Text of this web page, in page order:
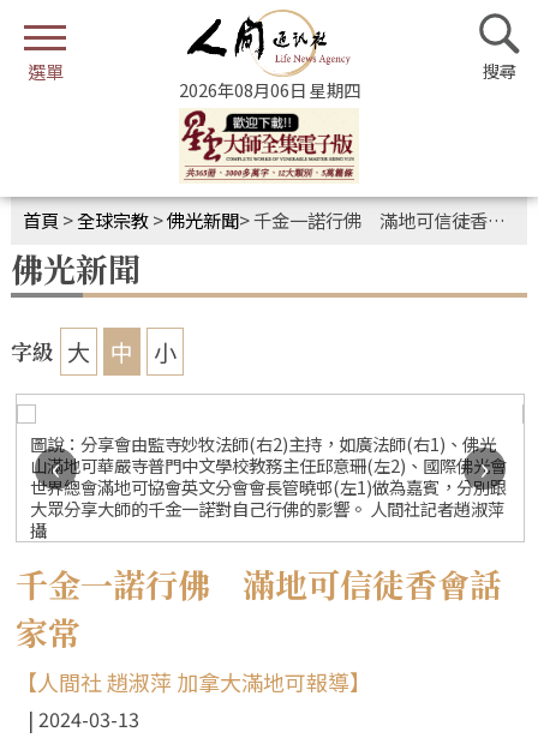
2026年08月06日 星期四
首頁 >全球宗教>佛光新聞>千金一諾行佛 滿地可信徒香會話家常
佛光新聞
字級 大 中 小
圖說：分享會由監寺妙牧法師(右2)主持，如廣法師(右1)、佛光
山滿地可華嚴寺普門中文學校教務主任邱意珊(左2)、國際佛光會
世界總會滿地可協會英文分會會長管曉邨(左1)做為嘉賓，分別跟
大眾分享大師的千金一諾對自己行佛的影響。 人間社記者趙淑萍
攝
‹ ›
千金一諾行佛 滿地可信徒香會話
家常
【人間社 趙淑萍 加拿大滿地可報導】
2024-03-13